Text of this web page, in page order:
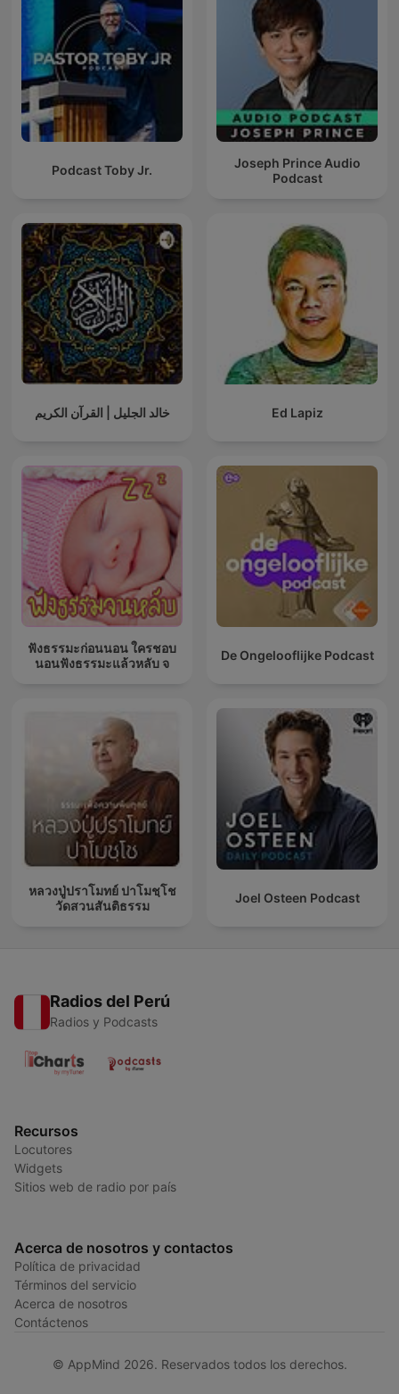
Podcast Toby Jr.
Joseph Prince Audio
Podcast
خالد الجليل | القرآن الكريم Ed Lapiz
ฟังธรรมะก่อนนอน ใครชอบ
นอนฟังธรรมะแล้วหลับ จ
De Ongelooflijke Podcast
หลวงปู่ปราโมทย์ ปาโมชฺโช
วัดสวนสันติธรรม
Joel Osteen Podcast
Radios del Perú
Radios y Podcasts
Recursos
Locutores
Widgets
Sitios web de radio por país
Acerca de nosotros y contactos
Política de privacidad
Términos del servicio
Acerca de nosotros
Contáctenos
© AppMind 2026. Reservados todos los derechos.